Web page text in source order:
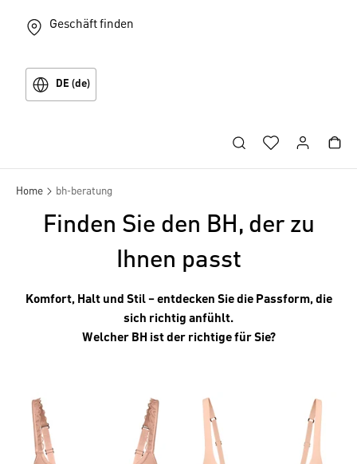
Geschäft finden
DE (de)
Home bh-beratung
Finden Sie den BH, der zu
Ihnen passt
Komfort, Halt und Stil – entdecken Sie die Passform, die
sich richtig anfühlt.
Welcher BH ist der richtige für Sie?